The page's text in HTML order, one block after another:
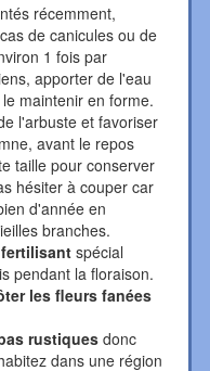
récemment,
de canicules ou de
1 fois par
apporter de l'eau
maintenir en forme.
l'arbuste et favoriser
avant le repos
taille pour conserver
hésiter à couper car
d'année en
branches.
spécial
pendant la floraison.
les fleurs fanées
rustiques donc
dans une région